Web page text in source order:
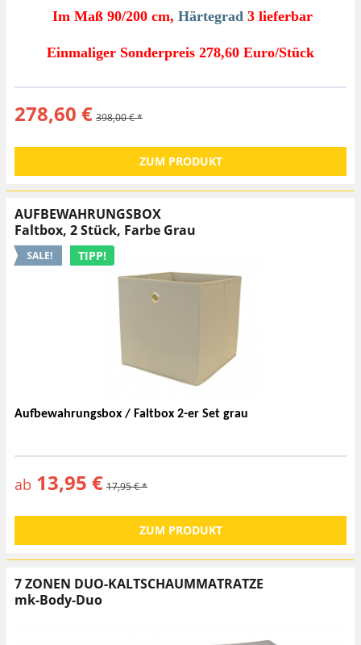
Im Maß 90/200 cm, Härtegrad 3 lieferbar
Einmaliger Sonderpreis 278,60 Euro/Stück
278,60 € 398,00 € *
ZUM PRODUKT
TIPP!
AUFBEWAHRUNGSBOX
Faltbox, 2 Stück, Farbe Grau
Aufbewahrungsbox / Faltbox 2-er Set grau
ab 13,95 € 17,95 € *
ZUM PRODUKT
7 ZONEN DUO-KALTSCHAUMMATRATZE
mk-Body-Duo